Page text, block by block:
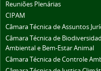
Reuniões Plenárias
CIPAM
Câmara Técnica de Assuntos
Câmara Técnica de
Ambiental e Bem-Estar Animal
Câmara Técnica de Controle